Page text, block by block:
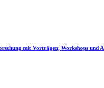
mit Vorträgen, Workshops und